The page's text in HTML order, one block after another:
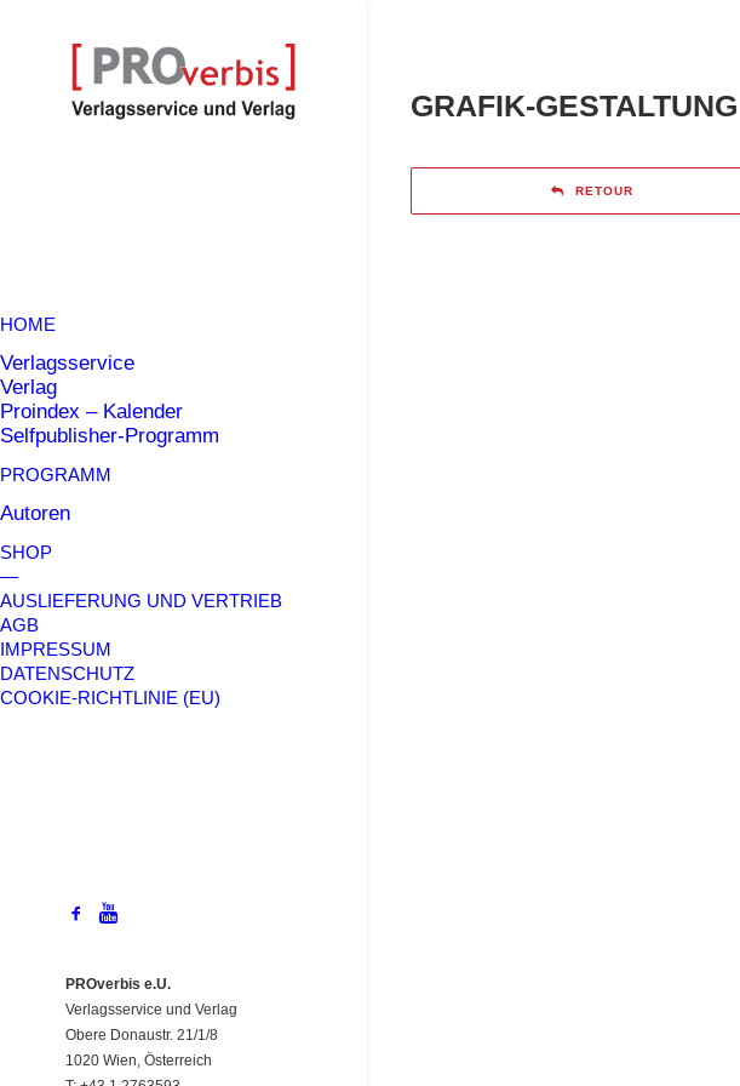
HOME
Verlagsservice
Verlag
Proindex – Kalender
Selfpublisher-Programm
PROGRAMM
Autoren
SHOP
—
AUSLIEFERUNG UND VERTRIEB
AGB
IMPRESSUM
DATENSCHUTZ
COOKIE-RICHTLINIE (EU)
PROverbis e.U.
Verlagsservice und Verlag
Obere Donaustr. 21/1/8
1020 Wien, Österreich
GRAFIK-GESTALTUNG
RETOUR